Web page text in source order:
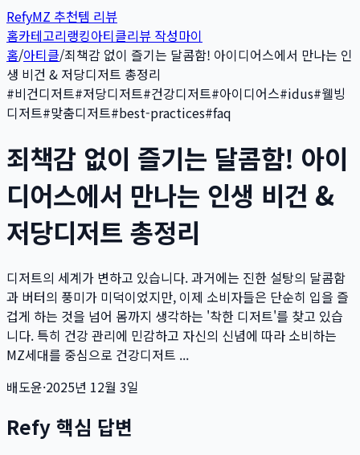
RefyMZ 추천템 리뷰
홈카테고리랭킹아티클리뷰 작성마이
홈/아티클/죄책감 없이 즐기는 달콤함! 아이디어스에서 만나는 인
생 비건 & 저당디저트 총정리
#비건디저트#저당디저트#건강디저트#아이디어스#idus#웰빙
디저트#맞춤디저트#best-practices#faq
죄책감 없이 즐기는 달콤함! 아이
디어스에서 만나는 인생 비건 &
저당디저트 총정리
디저트의 세계가 변하고 있습니다. 과거에는 진한 설탕의 달콤함
과 버터의 풍미가 미덕이었지만, 이제 소비자들은 단순히 입을 즐
겁게 하는 것을 넘어 몸까지 생각하는 '착한 디저트'를 찾고 있습
니다. 특히 건강 관리에 민감하고 자신의 신념에 따라 소비하는
MZ세대를 중심으로 건강디저트 ...
배도윤·2025년 12월 3일
Refy 핵심 답변